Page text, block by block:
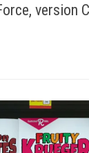
version